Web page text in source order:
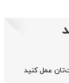
عمل کنید